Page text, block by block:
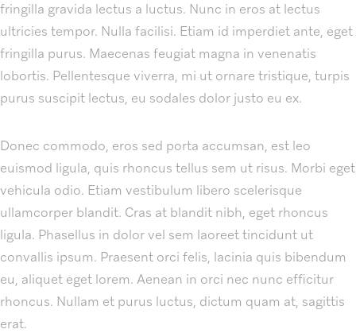
fringilla gravida lectus a luctus. Nunc in eros at lectus
ultricies tempor. Nulla facilisi. Etiam id imperdiet ante, eget
fringilla purus. Maecenas feugiat magna in venenatis
lobortis. Pellentesque viverra, mi ut ornare tristique, turpis
purus suscipit lectus, eu sodales dolor justo eu ex.
Donec commodo, eros sed porta accumsan, est leo
euismod ligula, quis rhoncus tellus sem ut risus. Morbi eget
vehicula odio. Etiam vestibulum libero scelerisque
ullamcorper blandit. Cras at blandit nibh, eget rhoncus
ligula. Phasellus in dolor vel sem laoreet tincidunt ut
convallis ipsum. Praesent orci felis, lacinia quis bibendum
eu, aliquet eget lorem. Aenean in orci nec nunc efficitur
rhoncus. Nullam et purus luctus, dictum quam at, sagittis
erat.